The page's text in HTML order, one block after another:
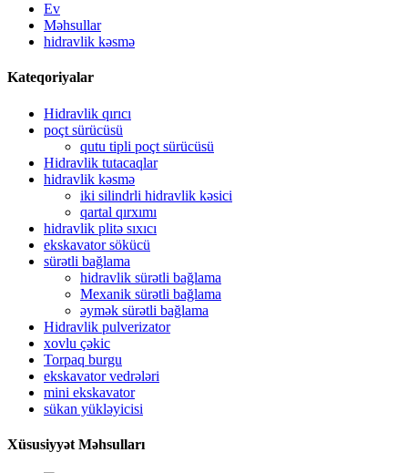
Ev
Məhsullar
hidravlik kəsmə
Kateqoriyalar
Hidravlik qırıcı
poçt sürücüsü
qutu tipli poçt sürücüsü
Hidravlik tutacaqlar
hidravlik kəsmə
iki silindrli hidravlik kəsici
qartal qırxımı
hidravlik plitə sıxıcı
ekskavator sökücü
sürətli bağlama
hidravlik sürətli bağlama
Mexanik sürətli bağlama
əymək sürətli bağlama
Hidravlik pulverizator
xovlu çəkic
Torpaq burgu
ekskavator vedrələri
mini ekskavator
sükan yükləyicisi
Xüsusiyyət Məhsulları